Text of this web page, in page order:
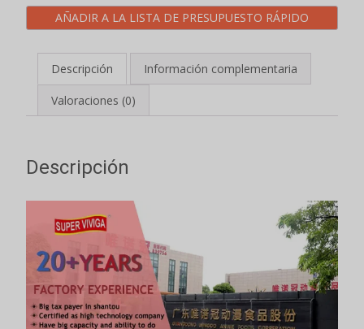
AÑADIR A LA LISTA DE PRESUPUESTO RÁPIDO
Descripción Información complementaria
Valoraciones (0)
Descripción